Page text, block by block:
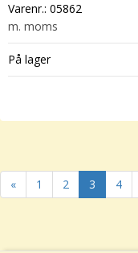
Varenr.: 05862
m. moms
På lager
« 1 2 3 4